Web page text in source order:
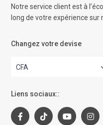
Notre service client est à
long de votre expérience sur
Changez votre devise
CFA
Liens sociaux::